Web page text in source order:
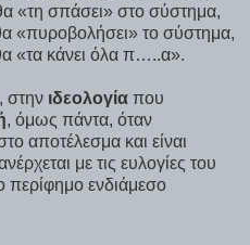
«τη σπάσει» στο σύστημα,
«πυροβολήσει» το σύστημα,
«τα κάνει όλα π…..α».
, στην ιδεολογία που
, όμως πάντα, όταν
αποτέλεσμα και είναι
με τις ευλογίες του
περίφημο ενδιάμεσο